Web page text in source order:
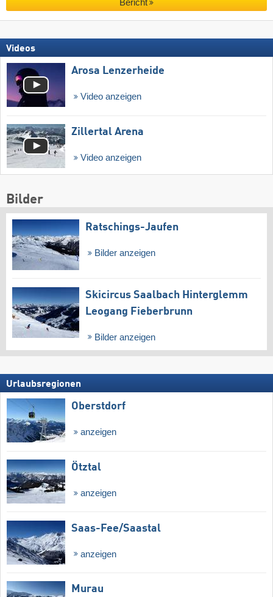
Videos
Arosa Lenzerheide
Video anzeigen
Zillertal Arena
Video anzeigen
Bilder
Ratschings-Jaufen
Bilder anzeigen
Skicircus Saalbach Hinterglemm
Leogang Fieberbrunn
Bilder anzeigen
Urlaubsregionen
Oberstdorf
anzeigen
Ötztal
anzeigen
Saas-Fee/​Saastal
anzeigen
Murau